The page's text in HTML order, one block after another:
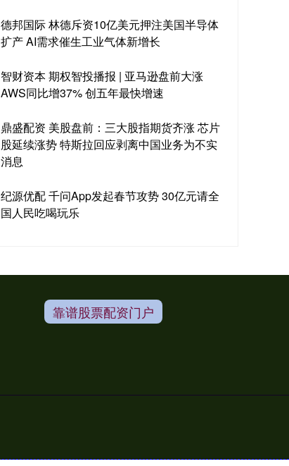
德邦国际 林德斥资10亿美元押注美国半导体
扩产 AI需求催生工业气体新增长
智财资本 期权智投播报 | 亚马逊盘前大涨
AWS同比增37% 创五年最快增速
鼎盛配资 美股盘前：三大股指期货齐涨 芯片
股延续涨势 特斯拉回应剥离中国业务为不实
消息
纪源优配 千问App发起春节攻势 30亿元请全
国人民吃喝玩乐
靠谱股票配资门户